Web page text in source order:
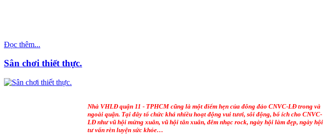
Đọc thêm...
Sân chơi thiết thực.
Nhà VHLĐ quận 11 - TPHCM cũng là một điểm hẹn của đông đảo CNVC-LĐ trong và
ngoài quận. Tại đây tổ chức khá nhiều hoạt động vui tươi, sôi động, bổ ích cho CNVC-
LĐ như vũ hội mừng xuân, vũ hội tân xuân, đêm nhạc rock, ngày hội làm đẹp, ngày hội
tư vấn rèn luyện sức khỏe…